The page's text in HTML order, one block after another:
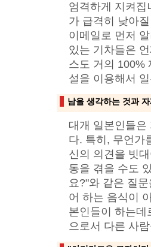
엄격하게 지켜
가 급격히 낮아
이메일로 먼저
있는 기차들은
스도 거의 100%
설을 이용해서
남을 생각하는 것과
대개 일본인들
다. 특히, 무언가
신의 의견을 빗
동을 겪을 수도
요?"와 같은 질
어 하는 음식이
본인들이 하는
으로서 다른 사